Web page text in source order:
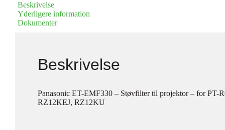
Beskrivelse
Yderligere information
Dokumenter
Beskrivelse
Panasonic ET-EMF330 – Støvfilter til projektor – for
RZ12KEJ, RZ12KU